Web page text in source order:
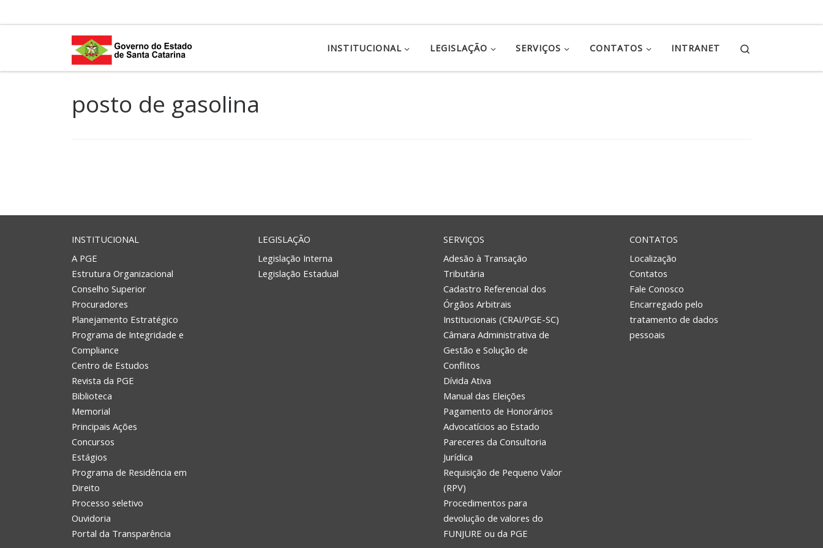
INSTITUCIONAL LEGISLAÇÃO SERVIÇOS CONTATOS INTRANET
posto de gasolina
INSTITUCIONAL
A PGE
Estrutura Organizacional
Conselho Superior
Procuradores
Planejamento Estratégico
Programa de Integridade e
Compliance
Centro de Estudos
Revista da PGE
Biblioteca
Memorial
Principais Ações
Concursos
Estágios
Programa de Residência em
Direito
Processo seletivo
Ouvidoria
Portal da Transparência
LEGISLAÇÃO
Legislação Interna
Legislação Estadual
SERVIÇOS
Adesão à Transação
Tributária
Cadastro Referencial dos
Órgãos Arbitrais
Institucionais (CRAI/PGE-SC)
Câmara Administrativa de
Gestão e Solução de
Conflitos
Dívida Ativa
Manual das Eleições
Pagamento de Honorários
Advocatícios ao Estado
Pareceres da Consultoria
Jurídica
Requisição de Pequeno Valor
(RPV)
Procedimentos para
devolução de valores do
FUNJURE ou da PGE
CONTATOS
Localização
Contatos
Fale Conosco
Encarregado pelo
tratamento de dados
pessoais